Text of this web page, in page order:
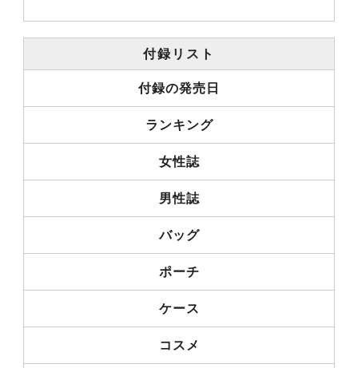
付録リスト
付録の発売日
ランキング
女性誌
男性誌
バッグ
ポーチ
ケース
コスメ